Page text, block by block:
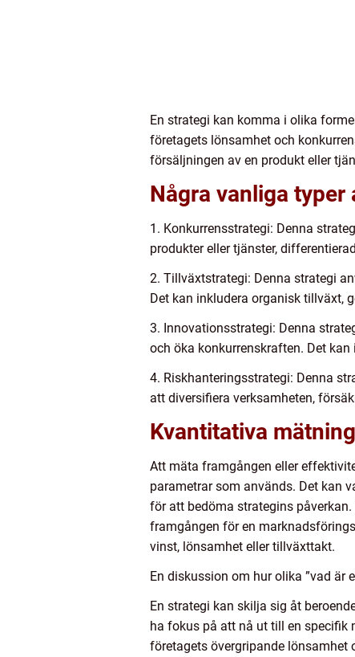
En strategi kan komma i olika
företagets lönsamhet och
försäljningen av en produkt eller
Några vanliga
1. Konkurrensstrategi: Denna
produkter eller tjänster,
2. Tillväxtstrategi: Denna strategi
Det kan inkludera organisk tillväxt,
3. Innovationsstrategi: Denna
och öka konkurrenskraften. Det
4. Riskhanteringsstrategi: Denna
att diversifiera verksamheten,
Kvantitativa
Att mäta framgången eller
parametrar som används. Det kan
för att bedöma strategins
framgången för en
vinst, lönsamhet eller tillväxttakt.
En diskussion om hur olika ”vad är
En strategi kan skilja sig åt
ha fokus på att nå ut till en
företagets övergripande lönsamhet